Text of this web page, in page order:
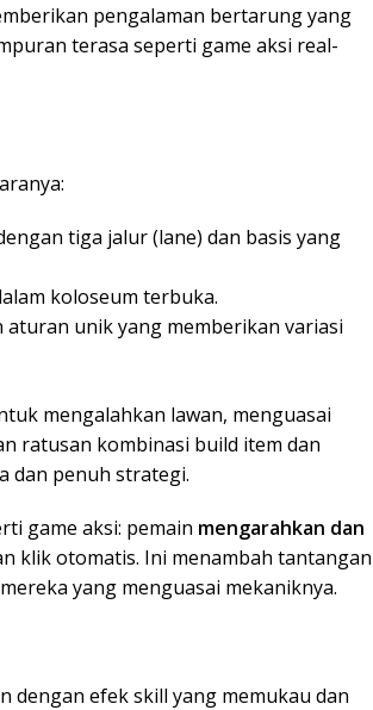
pengalaman bertarung yang
terasa seperti game aksi real-
tiga jalur (lane) dan basis yang
koloseum terbuka.
aturan unik yang memberikan variasi
mengalahkan lawan, menguasai
ratusan kombinasi build item dan
dan penuh strategi.
game aksi: pemain mengarahkan dan
klik otomatis. Ini menambah tantangan
yang menguasai mekaniknya.
dengan efek skill yang memukau dan